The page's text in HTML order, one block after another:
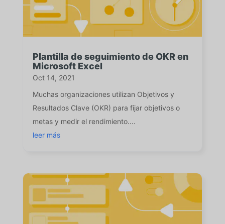
Plantilla de seguimiento de OKR en
Microsoft Excel
Oct 14, 2021
Muchas organizaciones utilizan Objetivos y
Resultados Clave (OKR) para fijar objetivos o
metas y medir el rendimiento....
leer más